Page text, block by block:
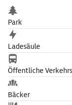
mit Film, Ballett
Form von
Park
Ladesäule
Öffentliche
Bäcker